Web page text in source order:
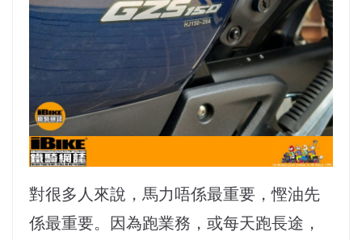
對很多人來說，馬力唔係最重要，慳油先
係最重要。因為跑業務，或每天跑長途，